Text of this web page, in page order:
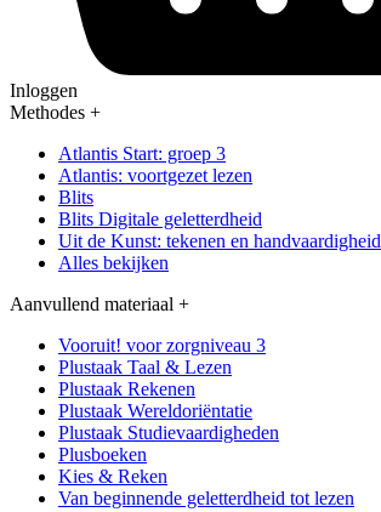
Inloggen
Methodes +
Atlantis Start: groep 3
Atlantis: voortgezet lezen
Blits
Blits Digitale geletterdheid
Uit de Kunst: tekenen en handvaardigheid
Alles bekijken
Aanvullend materiaal +
Vooruit! voor zorgniveau 3
Plustaak Taal & Lezen
Plustaak Rekenen
Plustaak Wereldoriëntatie
Plustaak Studievaardigheden
Plusboeken
Kies & Reken
Van beginnende geletterdheid tot lezen